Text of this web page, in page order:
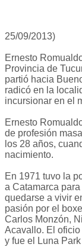
25/09/2013)
Ernesto
Provincia de
partió hacia
radicó en la
incursionar en el
Ernesto
de profesión
los 28 años,
nacimiento.
En 1971 tuvo la
a Catamarca
quedarse a vivir
pasión por el
Carlos Monzón,
Acavallo. El
y fue el Luna